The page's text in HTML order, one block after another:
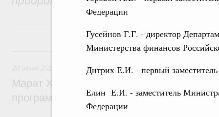
Федерации
Гусейнов Г.Г. - директор
Министерства финансов
Дитрих Е.И. - первый
Елин Е.И. - заместитель
Федерации
28 июля, вторник
Автомобильный транспорт. Безопасность
Марат Хуснуллин: Ещё 76 новых
программе льготного лизинга